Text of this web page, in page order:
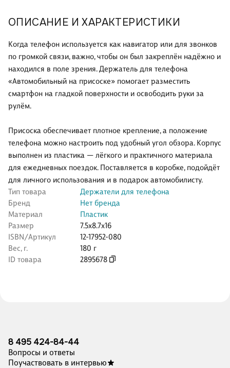
ОПИСАНИЕ И ХАРАКТЕРИСТИКИ
Когда телефон используется как навигатор или для звонков
по громкой связи, важно, чтобы он был закреплён надёжно и
находился в поле зрения. Держатель для телефона
«Автомобильный на присоске» помогает разместить
смартфон на гладкой поверхности и освободить руки за
рулём.
Присоска обеспечивает плотное крепление, а положение
телефона можно настроить под удобный угол обзора. Корпус
выполнен из пластика — лёгкого и практичного материала
для ежедневных поездок. Поставляется в коробке, подойдёт
для личного использования и в подарок автомобилисту.
Тип товара
Держатели для телефона
Бренд
Нет бренда
Материал
Пластик
Размер
7.5x8.7x16
ISBN/Артикул
12-17952-080
Вес, г.
180 г
ID товара
2895678
8 495 424-84-44
Вопросы и ответы
Поучаствовать в интервью